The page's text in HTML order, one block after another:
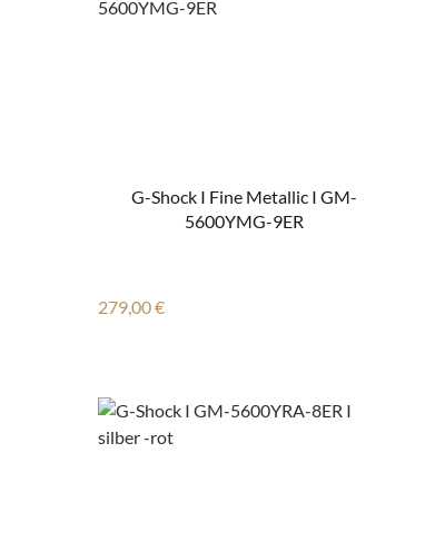
G-Shock I Fine Metallic I GM-
5600YMG-9ER
Regulärer Preis:
279,00 €